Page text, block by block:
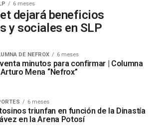
6 meses
dejará beneficios
y sociales en SLP
DE NEFROX 6 meses
minutos para confirmar | Columna
Mena “Nefrox”
6 meses
triunfan en función de la Dinastía
en la Arena Potosí